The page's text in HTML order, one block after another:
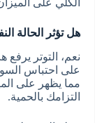
الكلي على
هل تؤثر الحالة
نعم، التوتر
على احتباس
مما يظهر على
التزامك بالحمية.